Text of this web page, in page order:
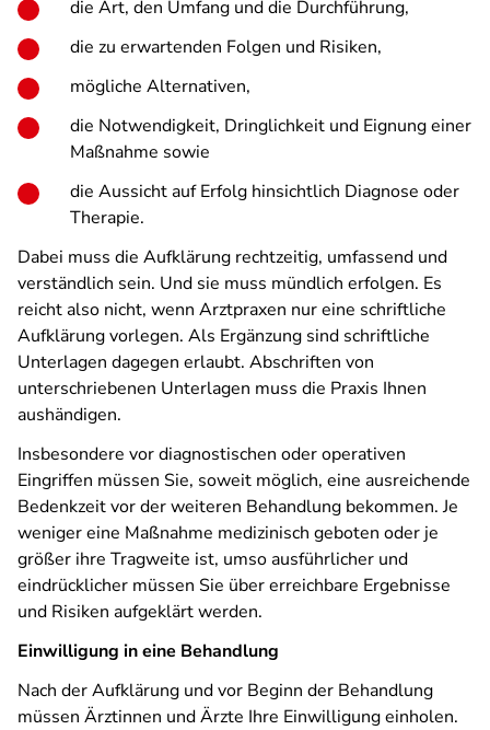
die Art, den Umfang und die Durchführung,
die zu erwartenden Folgen und Risiken,
mögliche Alternativen,
die Notwendigkeit, Dringlichkeit und Eignung einer
Maßnahme sowie
die Aussicht auf Erfolg hinsichtlich Diagnose oder
Therapie.
Dabei muss die Aufklärung rechtzeitig, umfassend und
verständlich sein. Und sie muss mündlich erfolgen. Es
reicht also nicht, wenn Arztpraxen nur eine schriftliche
Aufklärung vorlegen. Als Ergänzung sind schriftliche
Unterlagen dagegen erlaubt. Abschriften von
unterschriebenen Unterlagen muss die Praxis Ihnen
aushändigen.
Insbesondere vor diagnostischen oder operativen
Eingriffen müssen Sie, soweit möglich, eine ausreichende
Bedenkzeit vor der weiteren Behandlung bekommen. Je
weniger eine Maßnahme medizinisch geboten oder je
größer ihre Tragweite ist, umso ausführlicher und
eindrücklicher müssen Sie über erreichbare Ergebnisse
und Risiken aufgeklärt werden.
Einwilligung in eine Behandlung
Nach der Aufklärung und vor Beginn der Behandlung
müssen Ärztinnen und Ärzte Ihre Einwilligung einholen.